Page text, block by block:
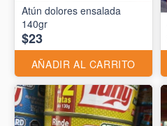
Atún dolores ensalada
140gr
$23
AÑADIR AL CARRITO